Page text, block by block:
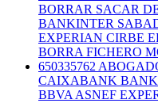
BORRAR SACAR
BANKINTER
EXPERIAN CIRBE
BORRA FICHERO
650335762
CAIXABANK
BBVA ASNEF